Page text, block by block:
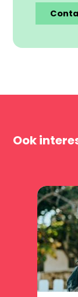
Ook